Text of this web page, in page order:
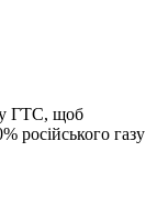
ГТС, щоб
російського газу